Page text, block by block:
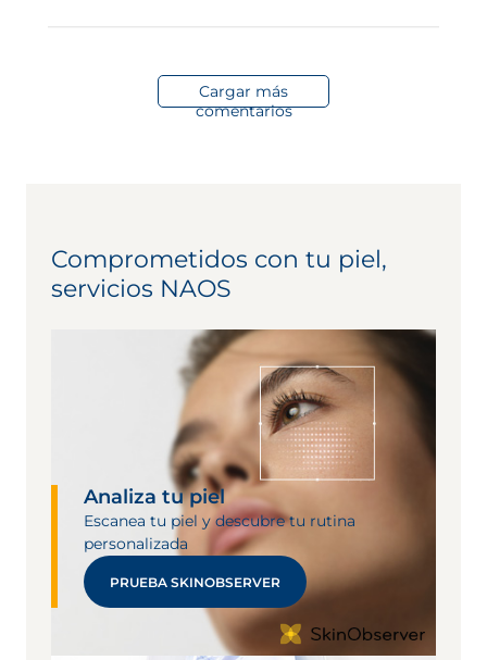
Cargar más
comentarios
Comprometidos con tu piel,
servicios NAOS
Analiza tu piel
Escanea tu piel y descubre tu rutina
personalizada
PRUEBA SKINOBSERVER